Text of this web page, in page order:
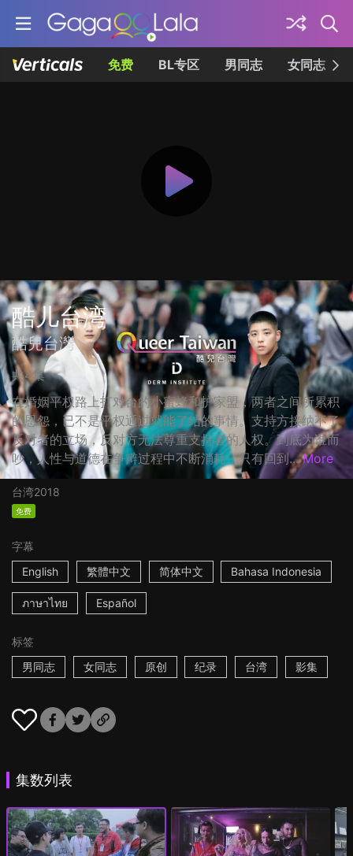
免费 BL专区 男同志 女同志
酷儿台湾
酷兒台灣
共4集
在婚姻平权路上打对台的小蜜蜂和护家盟，两者之间所累积
的恩怨，已不是平权通过就能了结的事情。支持方接纳不了
反对者的立场，反对方无法尊重支持者的人权。到底为谁而
吵，人性与道德在争辩过程中不断消耗，只有回到... More
台湾2018
免费
字幕
English
繁體中文 简体中文 Bahasa Indonesia
ภาษาไทย Español
标签
男同志
女同志 原创 纪录 台湾 影集
集数列表